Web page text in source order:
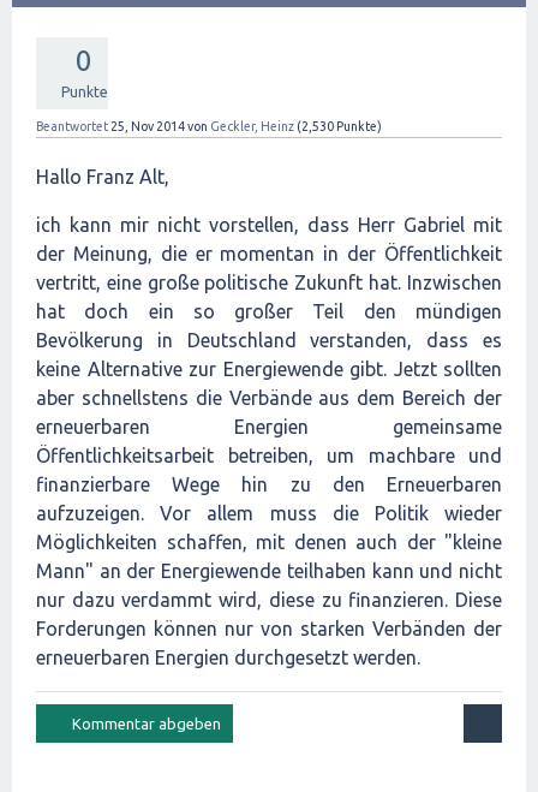
0
Punkte
Beantwortet 25, Nov 2014von Geckler, Heinz (2,530 Punkte)
Hallo Franz Alt,
ich kann mir nicht vorstellen, dass Herr Gabriel mit
der Meinung, die er momentan in der Öffentlichkeit
vertritt, eine große politische Zukunft hat. Inzwischen
hat doch ein so großer Teil den mündigen
Bevölkerung in Deutschland verstanden, dass es
keine Alternative zur Energiewende gibt. Jetzt sollten
aber schnellstens die Verbände aus dem Bereich der
erneuerbaren Energien gemeinsame
Öffentlichkeitsarbeit betreiben, um machbare und
finanzierbare Wege hin zu den Erneuerbaren
aufzuzeigen. Vor allem muss die Politik wieder
Möglichkeiten schaffen, mit denen auch der "kleine
Mann" an der Energiewende teilhaben kann und nicht
nur dazu verdammt wird, diese zu finanzieren. Diese
Forderungen können nur von starken Verbänden der
erneuerbaren Energien durchgesetzt werden.